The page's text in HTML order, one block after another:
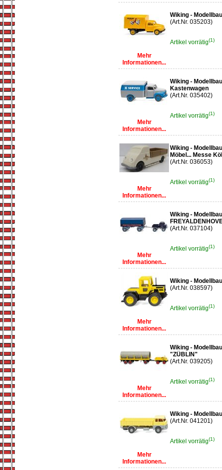
Mehr
Informationen...
Wiking -
(Art.Nr. 035203)
Artikel vorrätig(1)
Mehr
Informationen...
Wiking -
Kastenwagen
(Art.Nr. 035402)
Artikel vorrätig(1)
Mehr
Informationen...
Wiking -
Möbel... Messe
(Art.Nr. 036053)
Artikel vorrätig(1)
Mehr
Informationen...
Wiking -
(Art.Nr. 037104)
Artikel vorrätig(1)
Mehr
Informationen...
Wiking -
(Art.Nr. 038597)
Artikel vorrätig(1)
Mehr
Informationen...
Wiking -
"ZÜBLIN"
(Art.Nr. 039205)
Artikel vorrätig(1)
Mehr
Informationen...
Wiking -
(Art.Nr. 041201)
Artikel vorrätig(1)